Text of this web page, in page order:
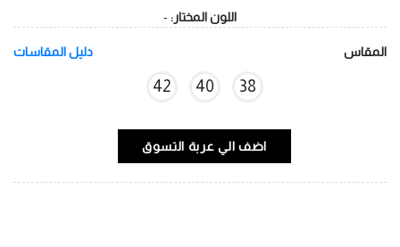
اللون المختار: -
المقاس دليل المقاسات
38
40
42
اضف الي عربة التسوق